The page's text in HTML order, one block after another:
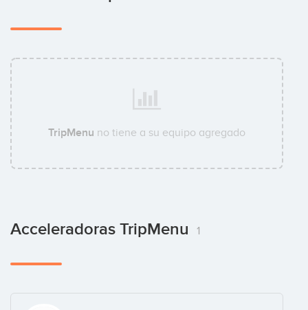
TripMenu no tiene a su equipo agregado
Acceleradoras TripMenu 1